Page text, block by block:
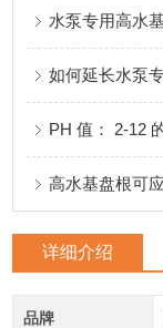
水泵专用高水
如何延长水泵
PH 值： 2-12
高水基盘根可
详细介绍
品牌